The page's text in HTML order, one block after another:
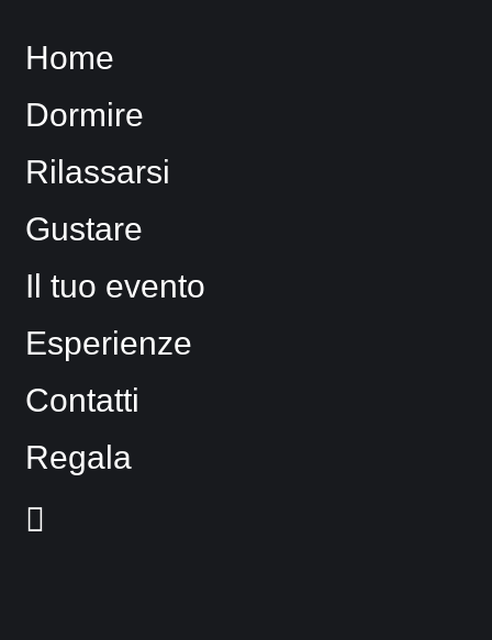
Home
Dormire
Rilassarsi
Gustare
Il tuo evento
Esperienze
Contatti
Regala